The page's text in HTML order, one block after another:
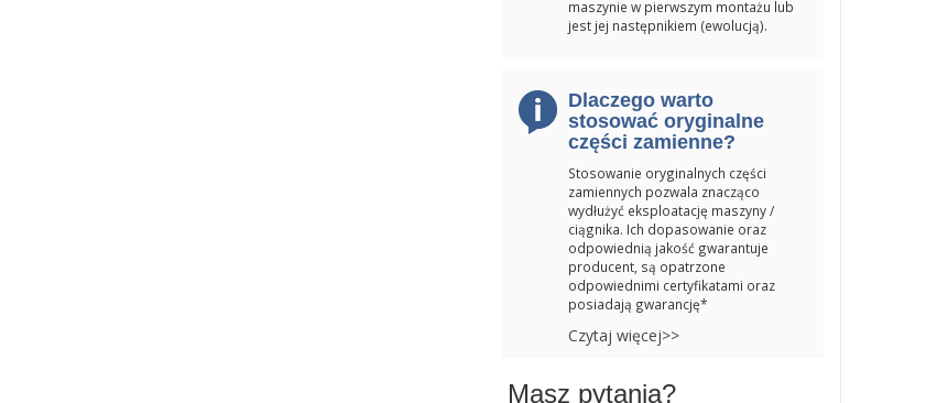
maszynie w pierwszym montażu lub
jest jej następnikiem (ewolucją).
Dlaczego warto
stosować oryginalne
części zamienne?
Stosowanie oryginalnych części
zamiennych pozwala znacząco
wydłużyć eksploatację maszyny /
ciągnika. Ich dopasowanie oraz
odpowiednią jakość gwarantuje
producent, są opatrzone
odpowiednimi certyfikatami oraz
posiadają gwarancję*
Czytaj więcej>>
Masz pytania?